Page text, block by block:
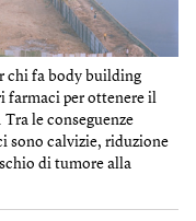
chi fa body building
farmaci per ottenere il
Tra le conseguenze
sono calvizie, riduzione
di tumore alla